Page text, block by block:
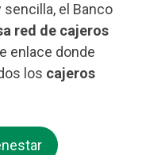
el Banco
red de cajeros
enlace donde
los cajeros